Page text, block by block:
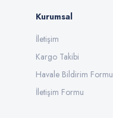
Kurumsal
İletişim
Kargo Takibi
Havale Bildirim Formu
İletişim Formu